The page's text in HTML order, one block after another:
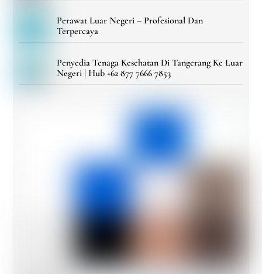
Perawat Luar Negeri – Profesional Dan
Terpercaya
Penyedia Tenaga Kesehatan Di Tangerang Ke Luar
Negeri | Hub +62 877 7666 7853